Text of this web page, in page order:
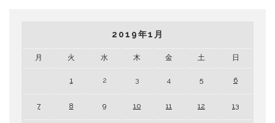
2019年1月
月 火 水 木 金 土 日
1 2 3 4 5 6
7 8 9 10 11 12 13